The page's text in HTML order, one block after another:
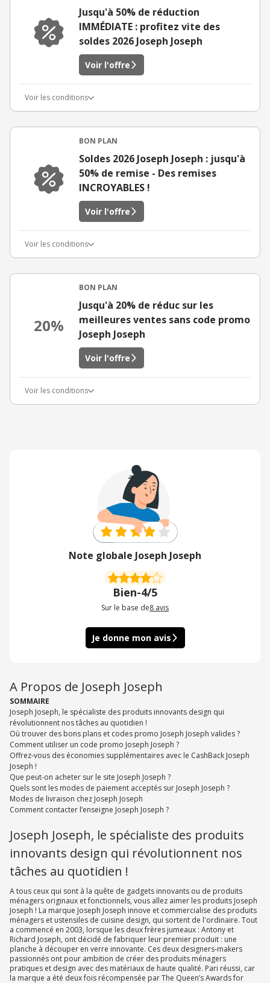
Jusqu'à 50% de réduction
IMMÉDIATE : profitez vite des
soldes 2026 Joseph Joseph
Voir l'offre
Voir les conditions
BON PLAN
Soldes 2026 Joseph Joseph : jusqu'à
50% de remise - Des remises
INCROYABLES !
Voir l'offre
Voir les conditions
20%
BON PLAN
Jusqu'à 20% de réduc sur les
meilleures ventes sans code promo
Joseph Joseph
Voir l'offre
Voir les conditions
Note globale Joseph Joseph
Bien-4/5
Sur le base de8 avis
Je donne mon avis
A Propos de Joseph Joseph
SOMMAIRE
Joseph Joseph, le spécialiste des produits innovants design qui
révolutionnent nos tâches au quotidien !
Où trouver des bons plans et codes promo Joseph Joseph valides ?
Comment utiliser un code promo Joseph Joseph ?
Offrez-vous des économies supplémentaires avec le CashBack Joseph
Joseph !
Que peut-on acheter sur le site Joseph Joseph ?
Quels sont les modes de paiement acceptés sur Joseph Joseph ?
Modes de livraison chez Joseph Joseph
Comment contacter l’enseigne Joseph Joseph ?
Joseph Joseph, le spécialiste des produits
innovants design qui révolutionnent nos
tâches au quotidien !
A tous ceux qui sont à la quête de gadgets innovants ou de produits
ménagers originaux et fonctionnels, vous allez aimer les produits Joseph
Joseph ! La marque Joseph Joseph innove et commercialise des produits
ménagers et ustensiles de cuisine design, qui sortent de l'ordinaire. Tout
a commencé en 2003, lorsque les deux frères jumeaux : Antony et
Richard Joseph, ont décidé de fabriquer leur premier produit : une
planche à découper en verre innovante. Ces deux designers-makers
passionnés ont pour ambition de créer des produits ménagers
pratiques et design avec des matériaux de haute qualité. Pari réussi, car
la marque a été deux fois récompensée par The Queen’s Awards for